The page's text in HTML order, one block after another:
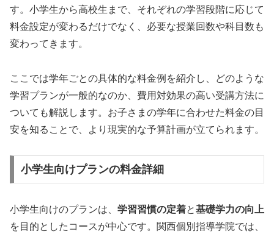
す。小学生から高校生まで、それぞれの学習段階に応じて
料金設定が変わるだけでなく、必要な授業回数や科目数も
変わってきます。
ここでは学年ごとの具体的な料金例を紹介し、どのような
学習プランが一般的なのか、費用対効果の高い受講方法に
ついても解説します。お子さまの学年に合わせた料金の目
安を知ることで、より現実的な予算計画が立てられます。
小学生向けプランの料金詳細
小学生向けのプランは、 学習習慣の定着と基礎学力の向上
を目的としたコースが中心です。関西個別指導学院では、